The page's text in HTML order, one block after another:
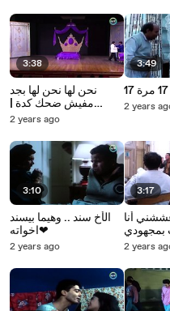
يل
3:38
نحن لها نحن لها بجد
مسرحية الزعيم
2 years ago
3:10
الأخ سند .. وهيما بيسند
اخواته❤
2 years ago
3:49
2 years
3:17
أنا
2 years